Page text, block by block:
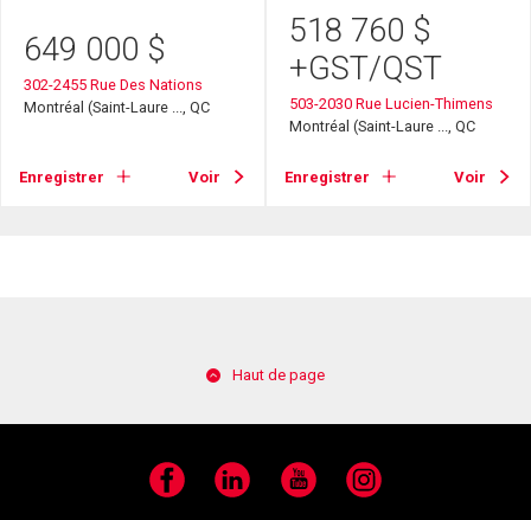
649 000 $
302-2455 Rue Des Nations
Montréal (Saint-Laure ..., QC
Enregistrer Voir
518 760 $
+GST/QST
503-2030 Rue Lucien-Thimens
Montréal (Saint-Laure ..., QC
Enregistrer Voir
Haut de page
Facebook LinkedIn YouTube Instagram